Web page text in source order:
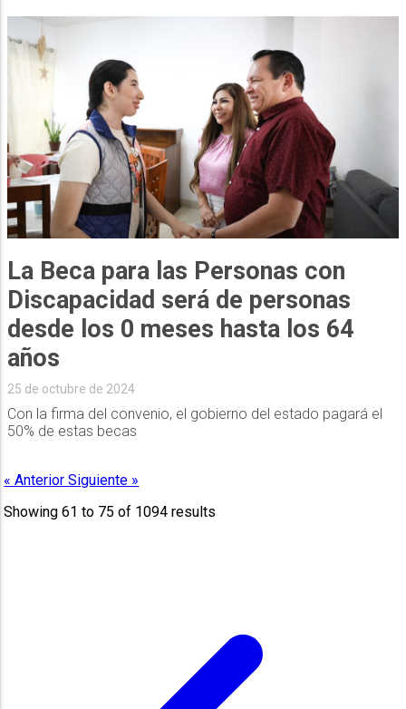
La Beca para las Personas con
Discapacidad será de personas
desde los 0 meses hasta los 64
años
25 de octubre de 2024
Con la firma del convenio, el gobierno del estado pagará el
50% de estas becas
« AnteriorSiguiente »
Showing61 to 75 of 1094 results